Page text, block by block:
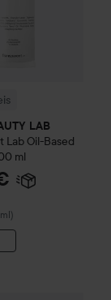
LAB
Lab Oil-Based
ml
20,50 €